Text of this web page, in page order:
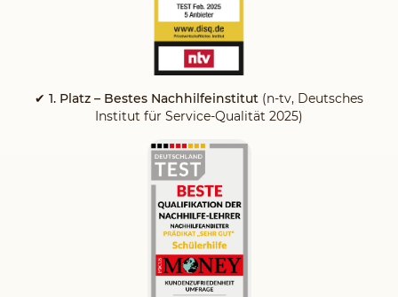
✔ 1. Platz – Bestes Nachhilfeinstitut (n-tv, Deutsches
Institut für Service-Qualität 2025)